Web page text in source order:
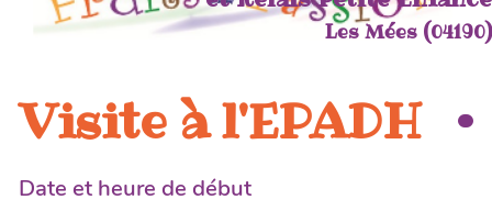
Les Mées (04190)
Visite à l'EPADH
Date et heure de début